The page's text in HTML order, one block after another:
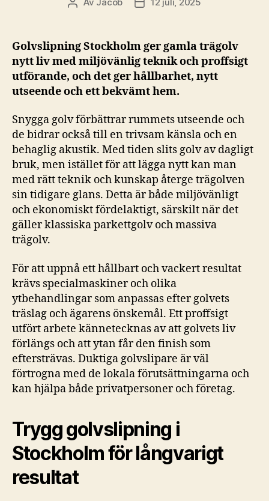
InläggsförfattareInläggsdatum
Golvslipning Stockholm ger gamla trägolv
nytt liv med miljövänlig teknik och proffsigt
utförande, och det ger hållbarhet, nytt
utseende och ett bekvämt hem.
Snygga golv förbättrar rummets utseende och
de bidrar också till en trivsam känsla och en
behaglig akustik. Med tiden slits golv av dagligt
bruk, men istället för att lägga nytt kan man
med rätt teknik och kunskap återge trägolven
sin tidigare glans. Detta är både miljövänligt
och ekonomiskt fördelaktigt, särskilt när det
gäller klassiska parkettgolv och massiva
trägolv.
För att uppnå ett hållbart och vackert resultat
krävs specialmaskiner och olika
ytbehandlingar som anpassas efter golvets
träslag och ägarens önskemål. Ett proffsigt
utfört arbete kännetecknas av att golvets liv
förlängs och att ytan får den finish som
eftersträvas. Duktiga golvslipare är väl
förtrogna med de lokala förutsättningarna och
kan hjälpa både privatpersoner och företag.
Trygg golvslipning i
Stockholm för långvarigt
resultat